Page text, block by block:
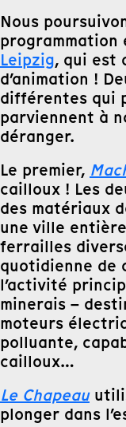
Nous
Leipzig, qui est
d’animation !
différentes qui
parviennent à
déranger.
Le premier,
cailloux ! Les
des matériaux
une ville
ferrailles
quotidienne de
l’activité
minerais –
moteurs
polluante,
cailloux…
Le Chapeau
plonger dans